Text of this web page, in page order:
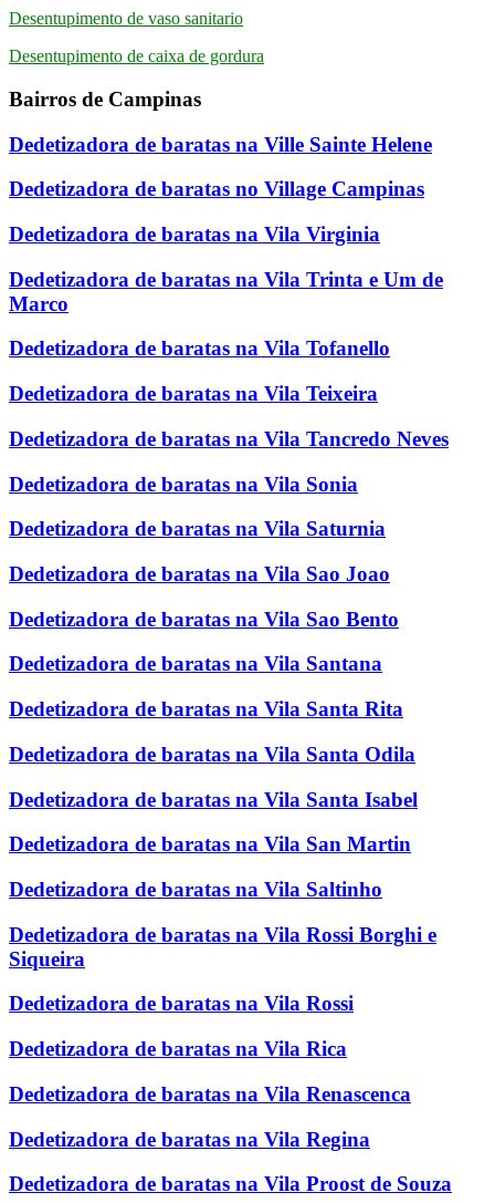
Desentupimento de vaso sanitario
Desentupimento de caixa de gordura
Bairros de Campinas
Dedetizadora de baratas na Ville Sainte Helene
Dedetizadora de baratas no Village Campinas
Dedetizadora de baratas na Vila Virginia
Dedetizadora de baratas na Vila Trinta e Um de
Marco
Dedetizadora de baratas na Vila Tofanello
Dedetizadora de baratas na Vila Teixeira
Dedetizadora de baratas na Vila Tancredo Neves
Dedetizadora de baratas na Vila Sonia
Dedetizadora de baratas na Vila Saturnia
Dedetizadora de baratas na Vila Sao Joao
Dedetizadora de baratas na Vila Sao Bento
Dedetizadora de baratas na Vila Santana
Dedetizadora de baratas na Vila Santa Rita
Dedetizadora de baratas na Vila Santa Odila
Dedetizadora de baratas na Vila Santa Isabel
Dedetizadora de baratas na Vila San Martin
Dedetizadora de baratas na Vila Saltinho
Dedetizadora de baratas na Vila Rossi Borghi e
Siqueira
Dedetizadora de baratas na Vila Rossi
Dedetizadora de baratas na Vila Rica
Dedetizadora de baratas na Vila Renascenca
Dedetizadora de baratas na Vila Regina
Dedetizadora de baratas na Vila Proost de Souza